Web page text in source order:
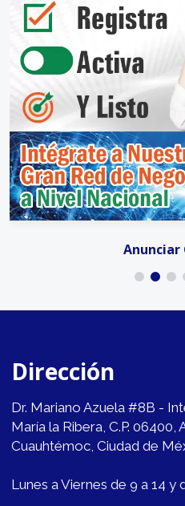
Anunciar
Dirección
Dr. Mariano Azuela #8B -
María la Ribera, C.P. 06400,
Cuauhtémoc, Ciudad de
Lunes a Viernes de 9 a 14 y